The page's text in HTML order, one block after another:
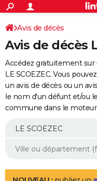
ACTUALITÉS
Politique
Société
Faits Divers
Education
Monde
Villes
+
SPORT
Coupe du monde 2026
Football
Tennis
Cyclisme
Rugby
Forum
Programme TV
TNTStreaming
Cinéma
Sorties cinéma
Musique
+FINANCE
Impôts
Immobilier
Risques naturels par ville
Banque
Assurance
Crédit
AUTO
Essais
Réserver un essai
Citadines
Berlines
SUV
Forum auto
+
Mobiles
Meilleur smartphone
Internet
Ordinateurs
Jeux vidéo
Guide high-tech
Aménagement intérieur
LIFESTYLE
Avis de décès
Avis de décès
Accédez gratuitement sur
LE SCOEZEC. Vous
un avis de décès ou un
le nom d'un défunt et/ou
commune dans le